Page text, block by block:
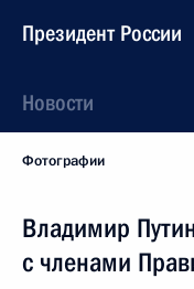
Президент России
Новости
Фотографии
Владимир
с членами